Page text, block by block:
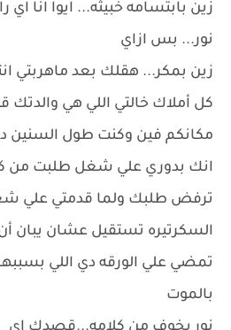
زين بابتسامه خبيثه... ايوا انا
نور... بس ازاي
زين بمكر... هقلك بعد ماهربتي
كل أملاك خالتي اللي هي والدتك
مكانكم فين وكنت طول السنين
انك بدوري علي شغل طلبت من
ترفض طلبك ولما قدمتي علي
السكرتيره تستقيل عشان يبان
تمضي علي الورقه دي اللي
بالموت